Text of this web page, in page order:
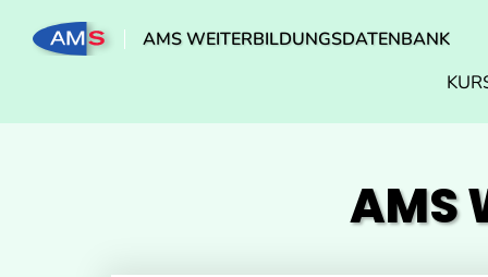
AMS WEITERBILDUNGSDATENBANK
AMS